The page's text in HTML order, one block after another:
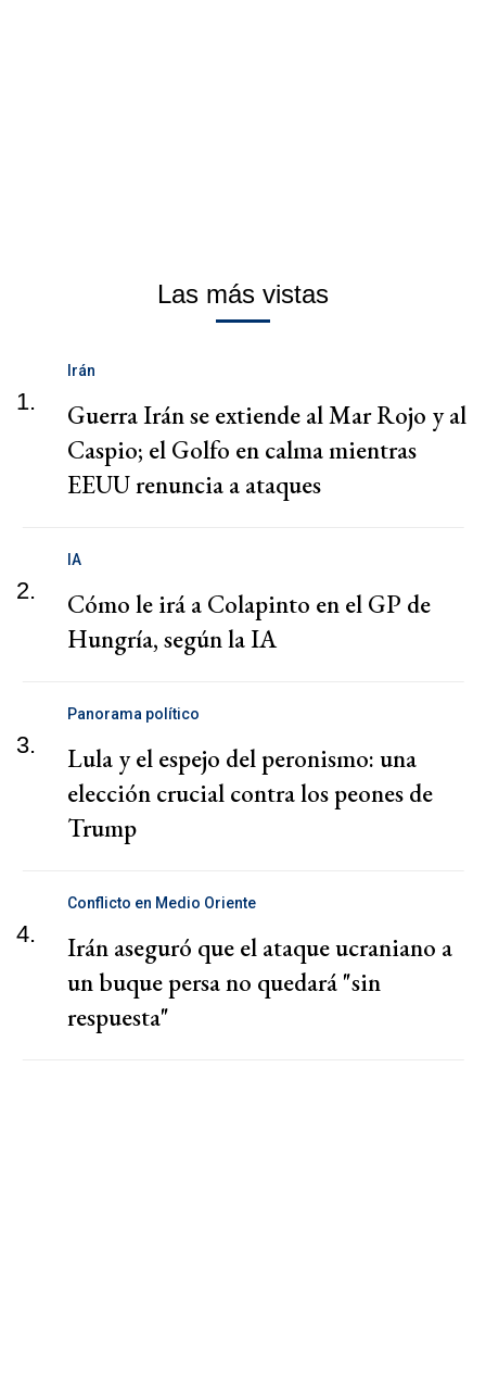
Las más vistas
1.
Irán
Guerra Irán se extiende al Mar Rojo y al
Caspio; el Golfo en calma mientras
EEUU renuncia a ataques
2.
IA
Cómo le irá a Colapinto en el GP de
Hungría, según la IA
3.
Panorama político
Lula y el espejo del peronismo: una
elección crucial contra los peones de
Trump
4.
Conflicto en Medio Oriente
Irán aseguró que el ataque ucraniano a
un buque persa no quedará "sin
respuesta"